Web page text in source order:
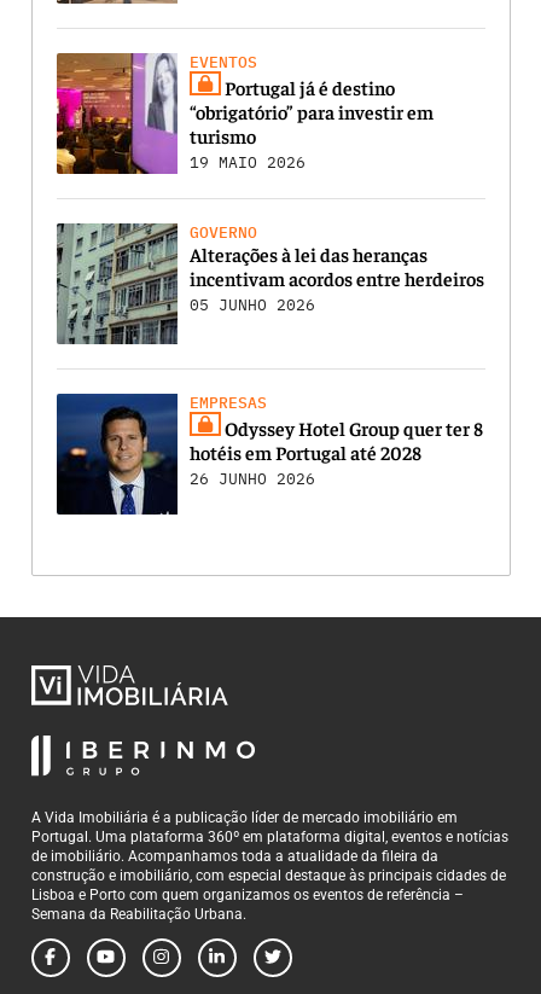
EVENTOS
Portugal já é destino
“obrigatório” para investir em
turismo
19 MAIO 2026
GOVERNO
Alterações à lei das heranças
incentivam acordos entre herdeiros
05 JUNHO 2026
EMPRESAS
Odyssey Hotel Group quer ter 8
hotéis em Portugal até 2028
26 JUNHO 2026
A Vida Imobiliária é a publicação líder de mercado imobiliário em
Portugal. Uma plataforma 360º em plataforma digital, eventos e notícias
de imobiliário. Acompanhamos toda a atualidade da fileira da
construção e imobiliário, com especial destaque às principais cidades de
Lisboa e Porto com quem organizamos os eventos de referência –
Semana da Reabilitação Urbana.